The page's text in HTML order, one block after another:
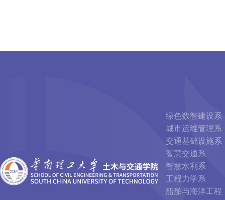
绿色数智建设系
城市运维管理系
交通基础设施系
智慧交通系
智慧水利系
工程力学系
船舶与海洋工程